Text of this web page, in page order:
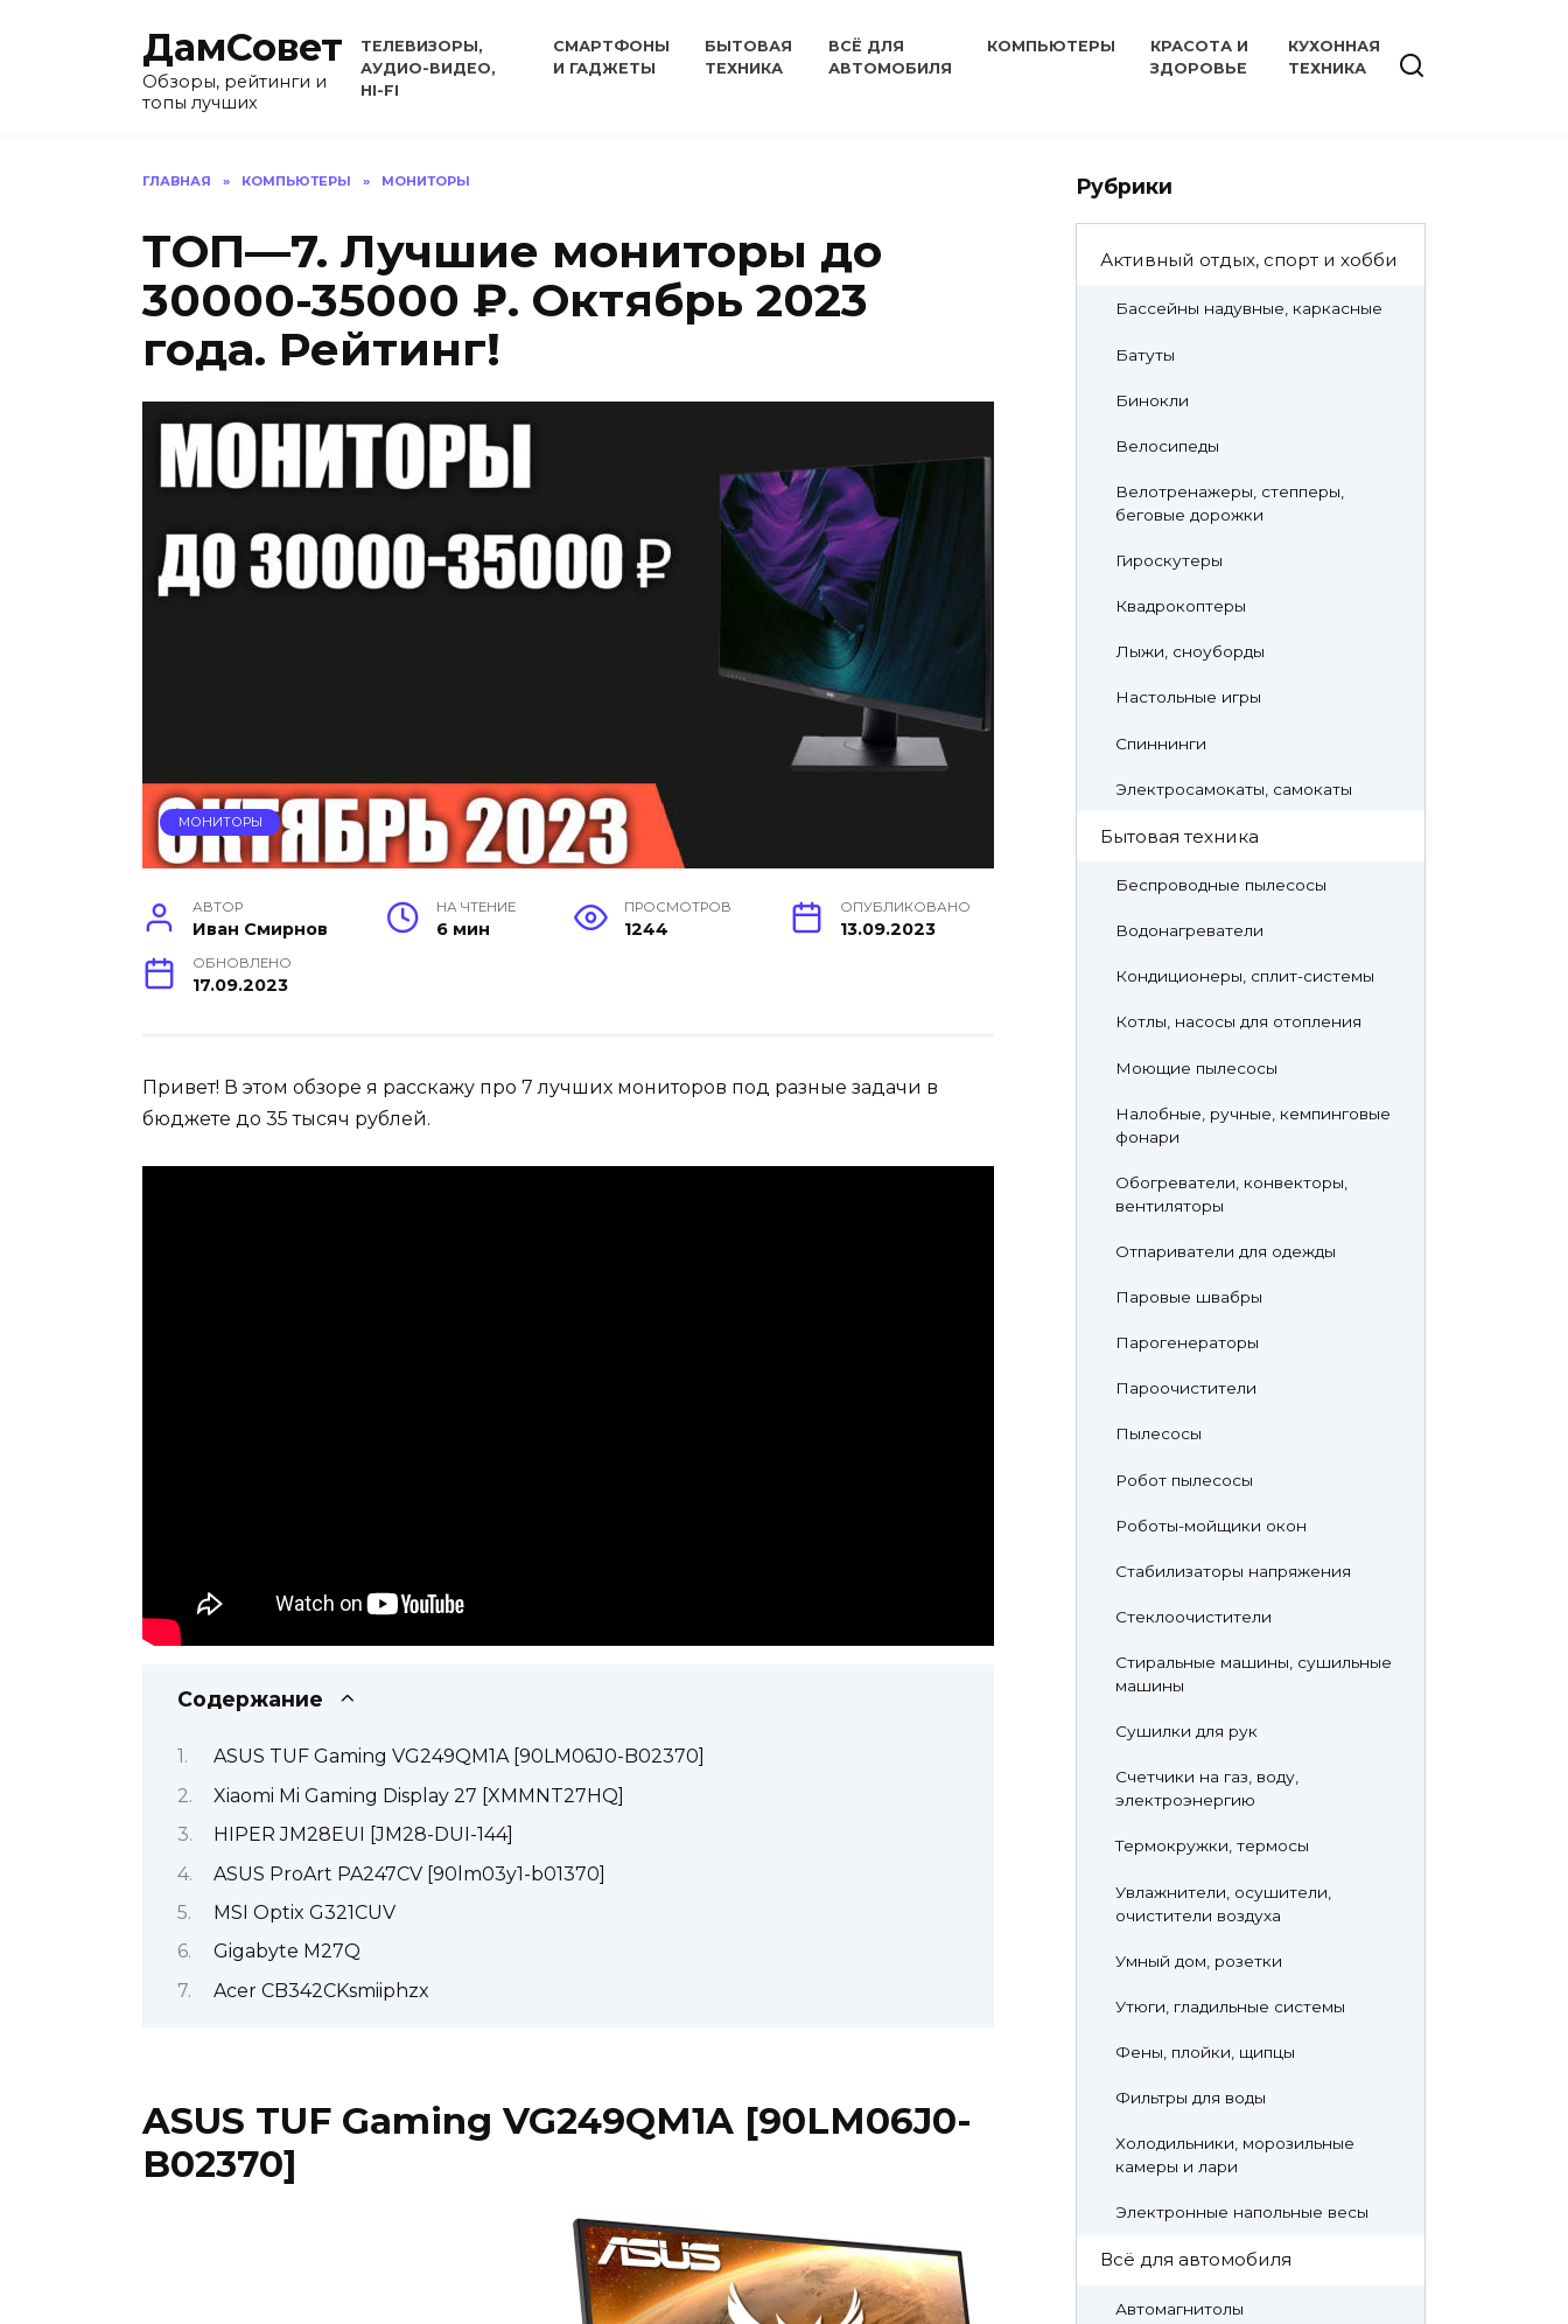
ДамСовет
Обзоры, рейтинги и
топы лучших
ТЕЛЕВИЗОРЫ,
АУДИО-ВИДЕО,
HI-FI
СМАРТФОНЫ
И ГАДЖЕТЫ
БЫТОВАЯ
ТЕХНИКА
ВСЁ ДЛЯ
АВТОМОБИЛЯ
КОМПЬЮТЕРЫ
КРАСОТА И
ЗДОРОВЬЕ
КУХОННАЯ
ТЕХНИКА
ГЛАВНАЯ » КОМПЬЮТЕРЫ » МОНИТОРЫ
ТОП—7. Лучшие мониторы до
30000-35000 ₽. Октябрь 2023
года. Рейтинг!
МОНИТОРЫ
АВТОР
Иван Смирнов
НА ЧТЕНИЕ
6 мин
ПРОСМОТРОВ
1244
ОПУБЛИКОВАНО
13.09.2023
ОБНОВЛЕНО
17.09.2023
Привет! В этом обзоре я расскажу про 7 лучших мониторов под разные задачи в
бюджете до 35 тысяч рублей.
Содержание
ASUS TUF Gaming VG249QM1A [90LM06J0-B02370]
Xiaomi Mi Gaming Display 27 [XMMNT27HQ]
HIPER JM28EUI [JM28-DUI-144]
ASUS ProArt PA247CV [90lm03y1-b01370]
MSI Optix G321CUV
Gigabyte M27Q
Acer CB342CKsmiiphzx
ASUS TUF Gaming VG249QM1A [90LM06J0-
B02370]
Рубрики
Активный отдых, спорт и хобби
Бассейны надувные, каркасные
Батуты
Бинокли
Велосипеды
Велотренажеры, степперы,
беговые дорожки
Гироскутеры
Квадрокоптеры
Лыжи, сноуборды
Настольные игры
Спиннинги
Электросамокаты, самокаты
Бытовая техника
Беспроводные пылесосы
Водонагреватели
Кондиционеры, сплит-системы
Котлы, насосы для отопления
Моющие пылесосы
Налобные, ручные, кемпинговые
фонари
Обогреватели, конвекторы,
вентиляторы
Отпариватели для одежды
Паровые швабры
Парогенераторы
Пароочистители
Пылесосы
Робот пылесосы
Роботы-мойщики окон
Стабилизаторы напряжения
Стеклоочистители
Стиральные машины, сушильные
машины
Сушилки для рук
Счетчики на газ, воду,
электроэнергию
Термокружки, термосы
Увлажнители, осушители,
очистители воздуха
Умный дом, розетки
Утюги, гладильные системы
Фены, плойки, щипцы
Фильтры для воды
Холодильники, морозильные
камеры и лари
Электронные напольные весы
Всё для автомобиля
Автомагнитолы